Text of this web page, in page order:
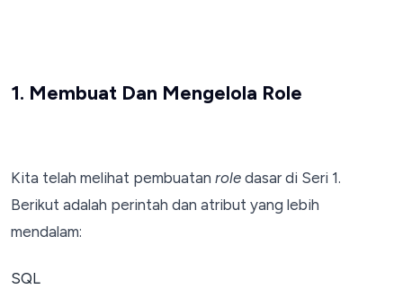
1. Membuat Dan Mengelola Role
Kita telah melihat pembuatan role dasar di Seri 1.
Berikut adalah perintah dan atribut yang lebih
mendalam:
SQL